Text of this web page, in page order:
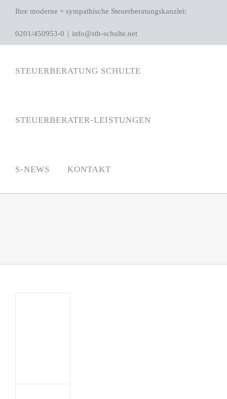
Zum
springen
Ihre moderne + sympathische Steuerberatungskanzlei:
0201/450953-0 | info@stb-schulte.net
STEUERBERATUNG SCHULTE
STEUERBERATER-LEISTUNGEN
S-NEWS KONTAKT